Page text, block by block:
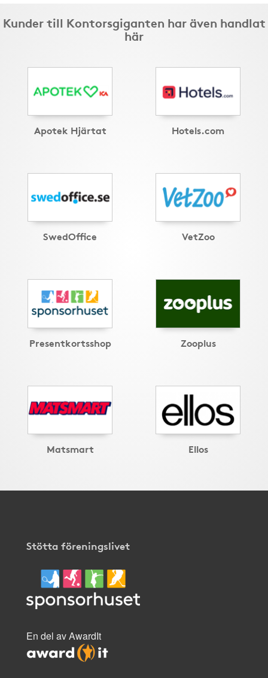
Kunder till Kontorsgiganten har även handlat
här
Apotek Hjärtat Hotels.com
SwedOffice VetZoo
Presentkortsshop Zooplus
Matsmart Ellos
Stötta föreningslivet
En del av AwardIt